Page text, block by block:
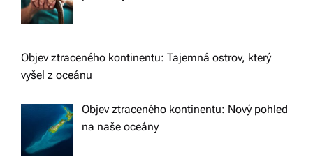
Objev ztraceného kontinentu: Tajemná ostrov, který
vyšel z oceánu
Objev ztraceného kontinentu: Nový pohled
na naše oceány